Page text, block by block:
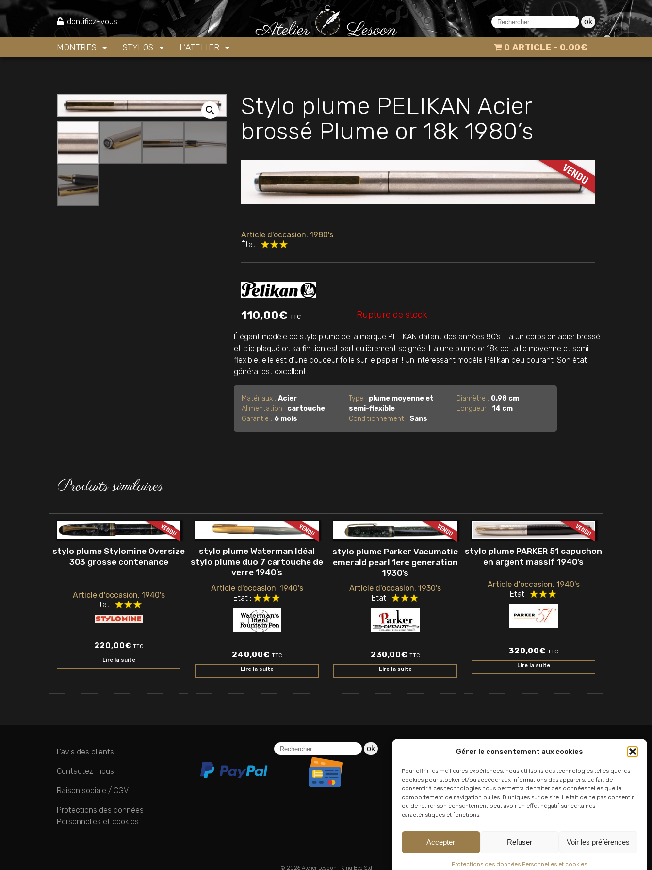
Gérer le consentement aux cookies
Pour offrir les meilleures expériences, nous utilisons des technologies telles que les
cookies pour stocker et/ou accéder aux informations des appareils. Le fait de
consentir à ces technologies nous permettra de traiter des données telles que le
comportement de navigation ou les ID uniques sur ce site. Le fait de ne pas consentir
ou de retirer son consentement peut avoir un effet négatif sur certaines
caractéristiques et fonctions.
Accepter Refuser Voir les préférences
Protections des données Personnelles et cookies
Identifiez-vous ok
MONTRES STYLOS L’ATELIER 0 ARTICLE 0,00€
Stylos Stylos plume Stylos plume semi-flexible » Stylo plume PELIKAN Acier brossé Plume or 18k 1980’s
Stylo plume PELIKAN Acier
brossé Plume or 18k 1980’s
Article d'occasion. 1980's
État :
110,00€ TTC Rupture de stock
Élégant modèle de stylo plume de la marque PELIKAN datant des années 80’s. Il a un corps en acier brossé
et clip plaqué or, sa finition est particulièrement soignée. Il a une plume or 18k de taille moyenne et semi
flexible, elle est d’une douceur folle sur le papier !! Un intéressant modèle Pélikan peu courant. Son état
général est excellent.
Matériaux : Acier
Alimentation : cartouche
Garantie : 6 mois
Type : plume moyenne et
semi-flexible
Conditionnement : Sans
Diamètre : 0.98 cm
Longueur : 14 cm
Produits similaires
stylo plume Stylomine Oversize
303 grosse contenance
Article d'occasion. 1940's
Etat :
220,00€ TTC
Lire la suite
stylo plume Waterman Idéal
stylo plume duo 7 cartouche de
verre 1940’s
Article d'occasion. 1940's
Etat :
240,00€ TTC
Lire la suite
stylo plume Parker Vacumatic
emerald pearl 1ere generation
1930’s
Article d'occasion. 1930's
Etat :
230,00€ TTC
Lire la suite
stylo plume PARKER 51 capuchon
en argent massif 1940’s
Article d'occasion. 1940's
Etat :
320,00€ TTC
Lire la suite
L’avis des clients
Contactez-nous
Raison sociale / CGV
Protections des données
Personnelles et cookies
ok
06 24 94 44 05
01 75 33 00 85
© 2026 Atelier Lesoon King Bee Std